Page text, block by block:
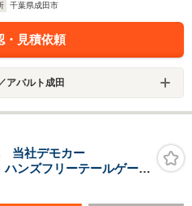
千葉県成田市
・見積依頼
アバルト成田
当社デモカー
ンズフリーテールゲー
ワイアレスチャージン